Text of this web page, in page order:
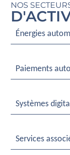
NOS
Énergies
Paiements
Systèmes
Services